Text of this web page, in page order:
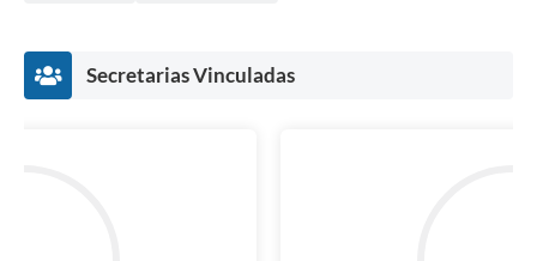
Secretarias Vinculadas